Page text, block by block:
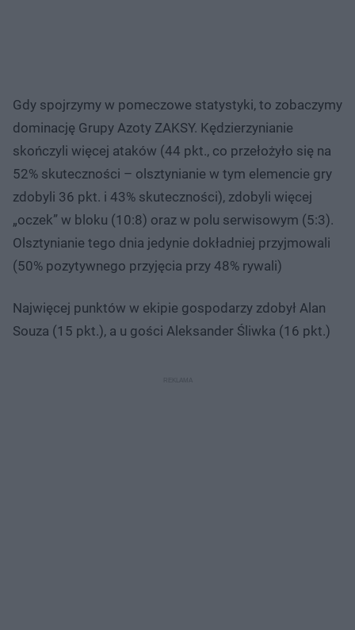
Gdy spojrzymy w pomeczowe statystyki, to zobaczymy
dominację Grupy Azoty ZAKSY. Kędzierzynianie
skończyli więcej ataków (44 pkt., co przełożyło się na
52% skuteczności – olsztynianie w tym elemencie gry
zdobyli 36 pkt. i 43% skuteczności), zdobyli więcej
„oczek” w bloku (10:8) oraz w polu serwisowym (5:3).
Olsztynianie tego dnia jedynie dokładniej przyjmowali
(50% pozytywnego przyjęcia przy 48% rywali)
Najwięcej punktów w ekipie gospodarzy zdobył Alan
Souza (15 pkt.), a u gości Aleksander Śliwka (16 pkt.)